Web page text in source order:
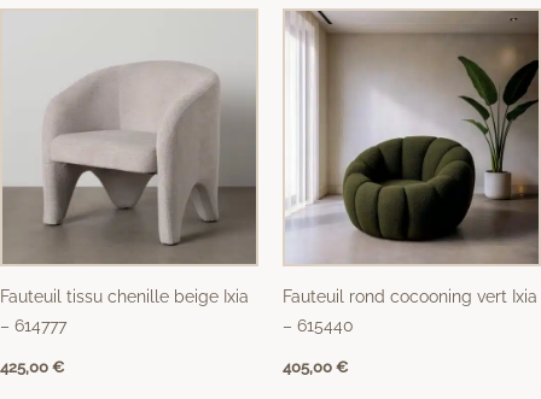
Fauteuil tissu chenille beige Ixia
– 614777
425,00 €
Fauteuil rond cocooning vert Ixia
– 615440
405,00 €